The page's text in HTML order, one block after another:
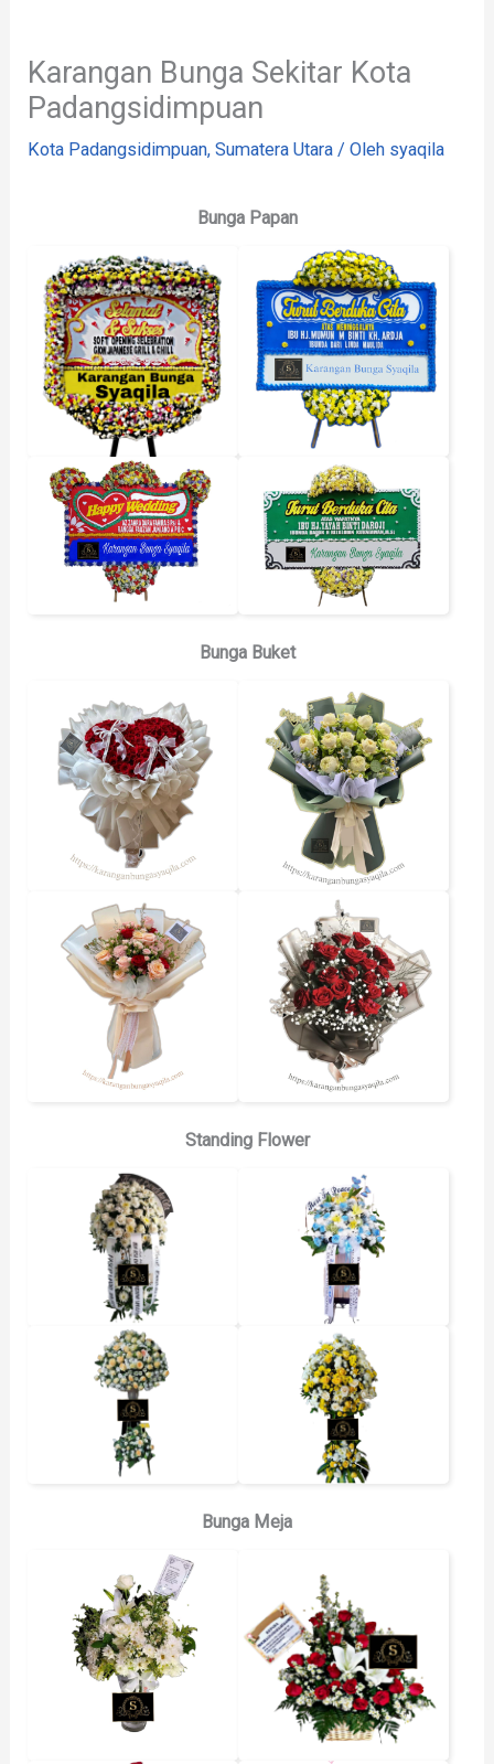
Karangan Bunga Sekitar Kota
Padangsidimpuan
Kota Padangsidimpuan,Sumatera Utara / Oleh syaqila
Bunga Papan
Bunga Buket
Standing Flower
Bunga Meja